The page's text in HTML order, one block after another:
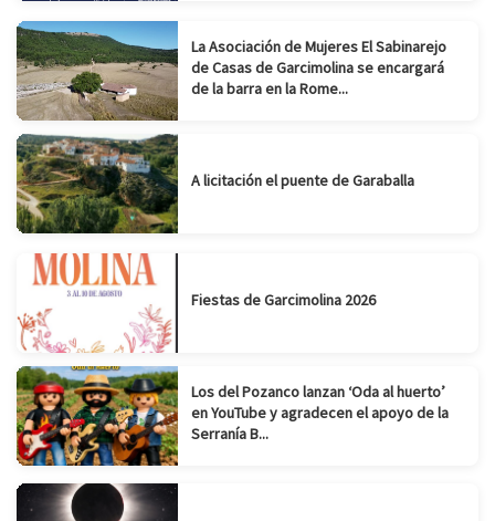
La Asociación de Mujeres El Sabinarejo
de Casas de Garcimolina se encargará
de la barra en la Rome...
A licitación el puente de Garaballa
Fiestas de Garcimolina 2026
Los del Pozanco lanzan ‘Oda al huerto’
en YouTube y agradecen el apoyo de la
Serranía B...